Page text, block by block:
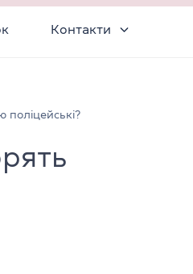
Контакти
поліцейські?